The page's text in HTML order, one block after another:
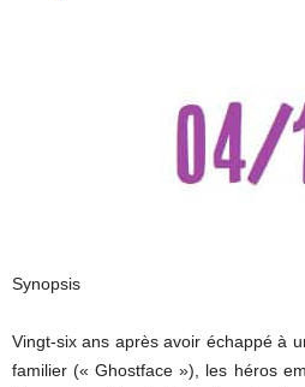
Synopsis
Vingt-six ans après avoir échappé à
familier (« Ghostface »), les héros